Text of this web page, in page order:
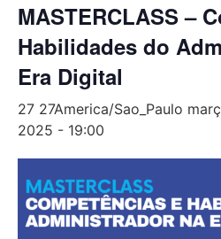
MASTERCLASS –
Habilidades do
Era Digital
27 27America/Sao_Paulo
2025 - 19:00